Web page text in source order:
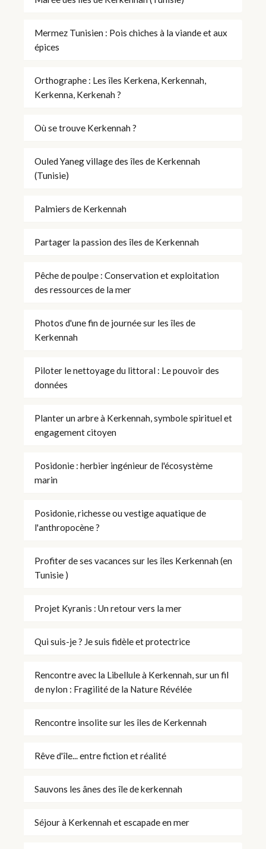
Mermez Tunisien : Pois chiches à la viande et aux
épices
Orthographe : Les îles Kerkena, Kerkennah,
Kerkenna, Kerkenah ?
Où se trouve Kerkennah ?
Ouled Yaneg village des îles de Kerkennah
(Tunisie)
Palmiers de Kerkennah
Partager la passion des îles de Kerkennah
Pêche de poulpe : Conservation et exploitation
des ressources de la mer
Photos d'une fin de journée sur les îles de
Kerkennah
Piloter le nettoyage du littoral : Le pouvoir des
données
Planter un arbre à Kerkennah, symbole spirituel et
engagement citoyen
Posidonie : herbier ingénieur de l'écosystème
marin
Posidonie, richesse ou vestige aquatique de
l'anthropocène ?
Profiter de ses vacances sur les îles Kerkennah (en
Tunisie )
Projet Kyranis : Un retour vers la mer
Qui suis-je ? Je suis fidèle et protectrice
Rencontre avec la Libellule à Kerkennah, sur un fil
de nylon : Fragilité de la Nature Révélée
Rencontre insolite sur les îles de Kerkennah
Rêve d'île... entre fiction et réalité
Sauvons les ânes des île de kerkennah
Séjour à Kerkennah et escapade en mer